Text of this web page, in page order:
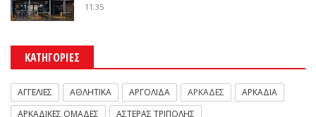
11:35
ΚΑΤΗΓΟΡΙΕΣ
ΑΓΓΕΛΙΕΣ ΑΘΛΗΤΙΚΑ ΑΡΓΟΛΙΔΑ ΑΡΚΑΔΕΣ
ΑΡΚΑΔΙΑ
ΑΡΚΑΔΙΚΕΣ ΟΜΑΔΕΣ
ΑΣΤΕΡΑΣ ΤΡΙΠΟΛΗΣ